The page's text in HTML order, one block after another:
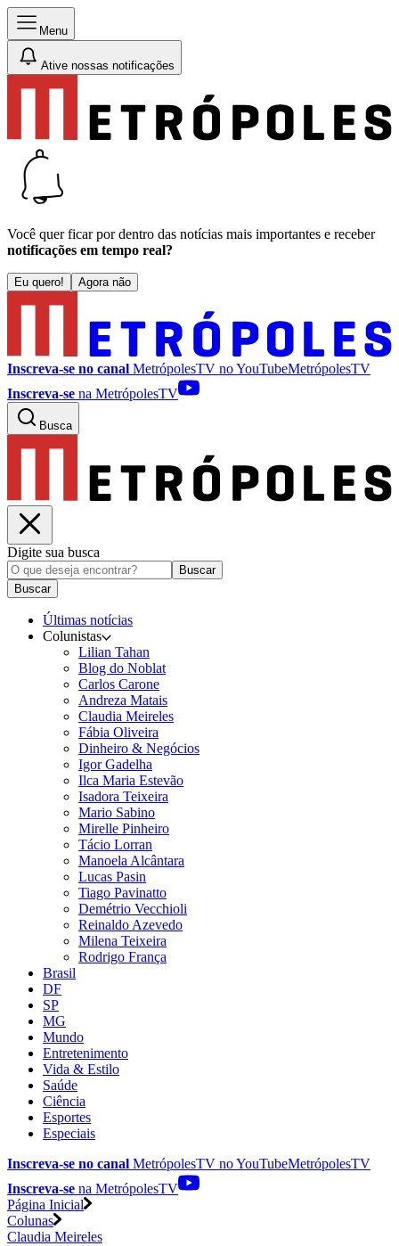
Menu
Ative nossas notificações
Você quer ficar por dentro das notícias mais importantes e receber
notificações em tempo real?
Eu quero! Agora não
Inscreva-se no canal MetrópolesTV noYouTubeMetrópolesTV
Inscreva-se na MetrópolesTV
Busca
Digite sua busca
Buscar
Buscar
Últimas notícias
Colunistas
Lilian Tahan
Blog do Noblat
Carlos Carone
Andreza Matais
Claudia Meireles
Fábia Oliveira
Dinheiro & Negócios
Igor Gadelha
Ilca Maria Estevão
Isadora Teixeira
Mario Sabino
Mirelle Pinheiro
Tácio Lorran
Manoela Alcântara
Lucas Pasin
Tiago Pavinatto
Demétrio Vecchioli
Reinaldo Azevedo
Milena Teixeira
Rodrigo França
Brasil
DF
SP
MG
Mundo
Entretenimento
Vida & Estilo
Saúde
Ciência
Esportes
Especiais
Inscreva-se no canal MetrópolesTV noYouTubeMetrópolesTV
Inscreva-se na MetrópolesTV
Página Inicial
Colunas
Claudia Meireles